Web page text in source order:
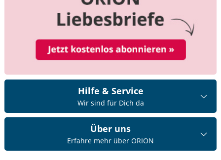
Hilfe & Service
Wir sind für Dich da
Über uns
Erfahre mehr über ORION